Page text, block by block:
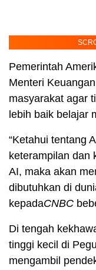
Pemerintah
Menteri
masyarakat agar
lebih baik belajar
“Ketahui tentang
keterampilan dan
AI, maka akan
dibutuhkan di
kepadaCNBC
Di tengah
tinggi kecil di
mengambil